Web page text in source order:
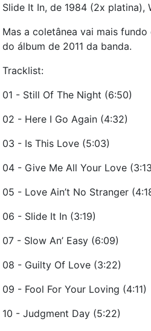
Slide It In, de 1984 (2x platina),
Mas a coletânea vai mais
do álbum de 2011 da banda.
Tracklist:
01 - Still Of The Night (6:50)
02 - Here I Go Again (4:32)
03 - Is This Love (5:03)
04 - Give Me All Your Love
05 - Love Ain’t No Stranger
06 - Slide It In (3:19)
07 - Slow An’ Easy (6:09)
08 - Guilty Of Love (3:22)
09 - Fool For Your Loving (4:11)
10 - Judgment Day (5:22)